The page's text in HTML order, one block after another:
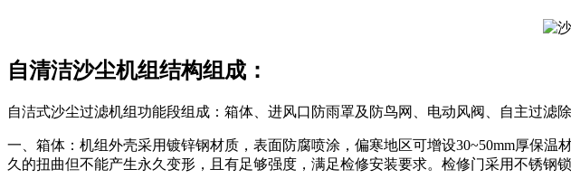
自清洁沙尘机组结构组成：
自洁式沙尘过滤机组功能段组成：箱体、进风口防雨罩及防鸟网、电动风阀、自主过滤
一、箱体：机组外壳采用镀锌钢材质，表面防腐喷涂，偏寒地区可增设30~50mm厚保
久的扭曲但不能产生永久变形，且有足够强度，满足检修安装要求。检修门采用不锈钢